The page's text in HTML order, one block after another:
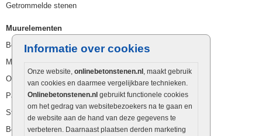
Informatie over cookies
Onze website, onlinebetonstenen.nl , maakt gebruik
van cookies en daarmee vergelijkbare technieken.
Onlinebetonstenen.nl gebruikt functionele cookies
om het gedrag van websitebezoekers na te gaan en
de website aan de hand van deze gegevens te
verbeteren. Daarnaast plaatsen derden marketing
Getrommelde stenen
Muurelementen
Betonbielzen
Muurstenen
Opsluitbanden
Palissaden
Stapelblokken
Betonblokken